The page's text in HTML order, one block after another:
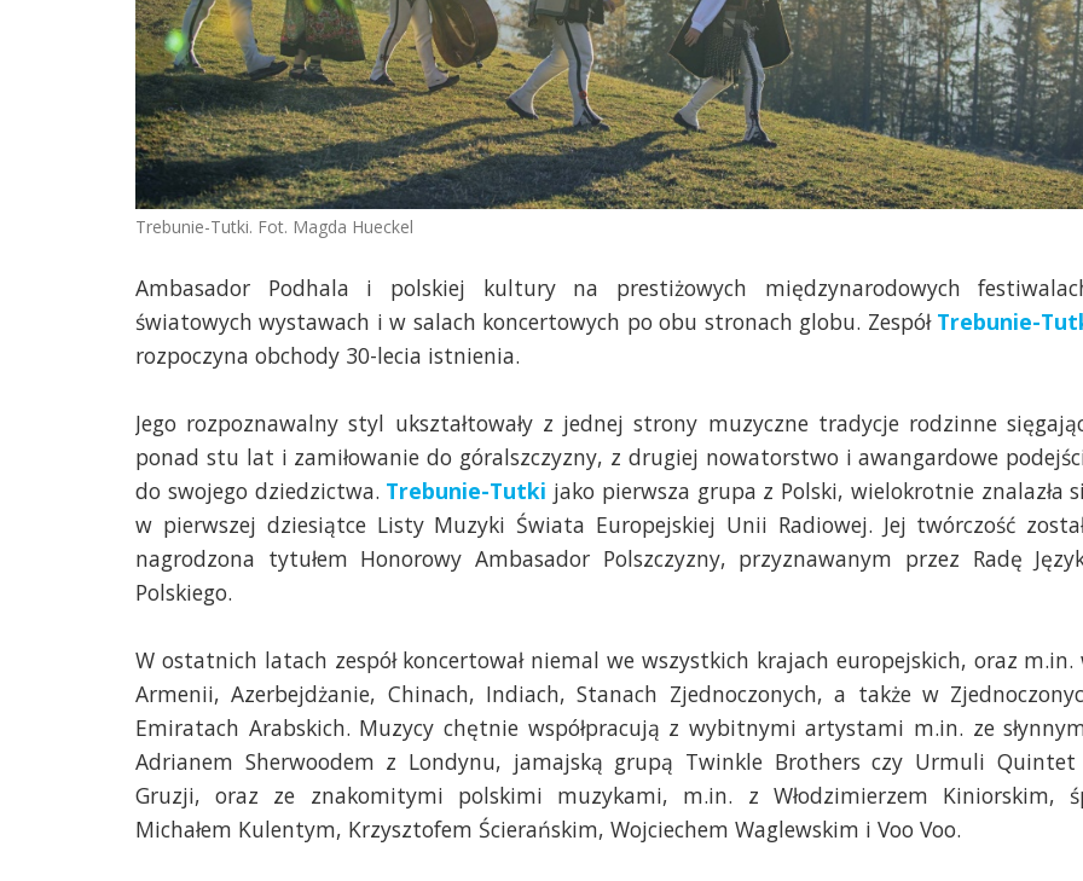
Trebunie-Tutki. Fot. Magda Hueckel
Ambasador Podhala i polskiej kultury na prestiżowych międzynarodowych
światowych wystawach i w salach koncertowych po obu stronach globu. Zespół Trebunie-
rozpoczyna obchody 30-lecia istnienia.
Jego rozpoznawalny styl ukształtowały z jednej strony muzyczne tradycje rodzinne
ponad stu lat i zamiłowanie do góralszczyzny, z drugiej nowatorstwo i awangardowe
do swojego dziedzictwa. Trebunie-Tutki jako pierwsza grupa z Polski, wielokrotnie znalazła
w pierwszej dziesiątce Listy Muzyki Świata Europejskiej Unii Radiowej. Jej twórczość
nagrodzona tytułem Honorowy Ambasador Polszczyzny, przyznawanym przez Radę
Polskiego.
W ostatnich latach zespół koncertował niemal we wszystkich krajach europejskich, oraz m.in.
Armenii, Azerbejdżanie, Chinach, Indiach, Stanach Zjednoczonych, a także w
Emiratach Arabskich. Muzycy chętnie współpracują z wybitnymi artystami m.in. ze
Adrianem Sherwoodem z Londynu, jamajską grupą Twinkle Brothers czy Urmuli
Gruzji, oraz ze znakomitymi polskimi muzykami, m.in. z Włodzimierzem Kiniorskim,
Michałem Kulentym, Krzysztofem Ścierańskim, Wojciechem Waglewskim i Voo Voo.